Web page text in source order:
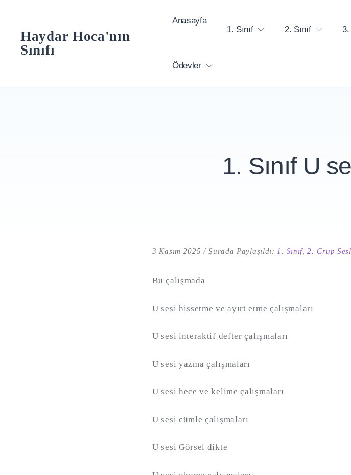
contentHaydar Hoca'nın
Sınıfı
Anasayfa
1. Sınıf
2. Sınıf 3.
Ödevler
1. Sınıf U
3 Kasım 2025 Şurada Paylaşıldı: 1. Sınıf,2. Grup
Bu çalışmada
U sesi hissetme ve ayırt etme çalışmaları
U sesi interaktif defter çalışmaları
U sesi yazma çalışmaları
U sesi hece ve kelime çalışmaları
U sesi cümle çalışmaları
U sesi Görsel dikte